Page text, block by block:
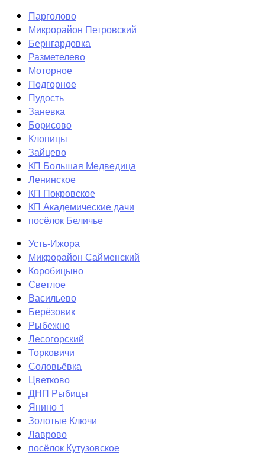
Парголово
Микрорайон Петровский
Бернгардовка
Разметелево
Моторное
Подгорное
Пудость
Заневка
Борисово
Клопицы
Зайцево
КП Большая Медведица
Ленинское
КП Покровское
КП Академические дачи
посёлок Беличье
Усть-Ижора
Микрорайон Сайменский
Коробицыно
Светлое
Васильево
Берёзовик
Рыбежно
Лесогорский
Торковичи
Соловьёвка
Цветково
ДНП Рыбицы
Янино 1
Золотые Ключи
Лаврово
посёлок Кутузовское